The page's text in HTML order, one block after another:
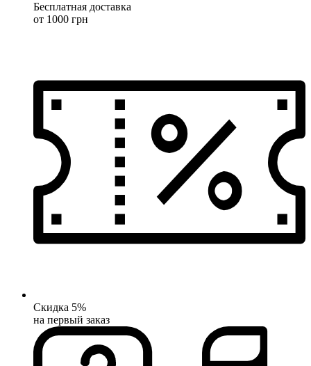
Бесплатная доставка
от 1000 грн
Скидка 5%
на первый заказ